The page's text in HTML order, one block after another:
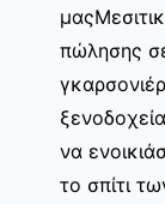
πώλησης
να
το σπίτι